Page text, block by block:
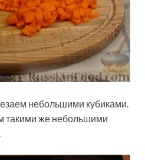
небольшими кубиками.
такими же небольшими